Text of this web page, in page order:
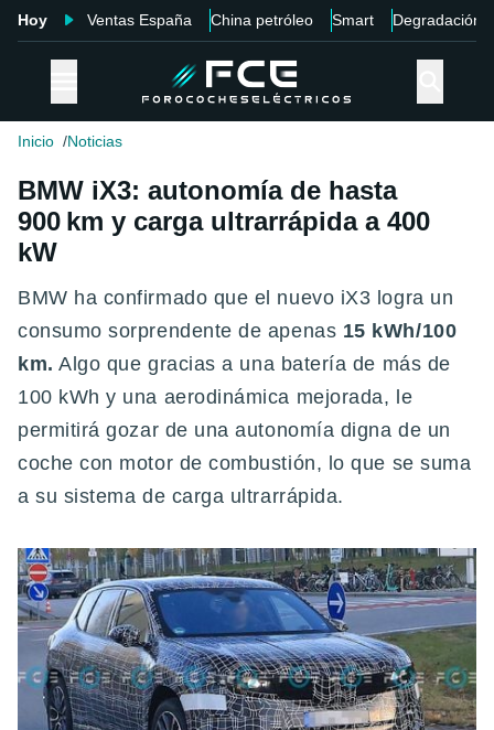
Hoy Ventas España China petróleo Smart Degradación
Inicio Noticias
BMW iX3: autonomía de hasta
900 km y carga ultrarrápida a 400
kW
BMW ha confirmado que el nuevo iX3 logra un
consumo sorprendente de apenas 15 kWh/100
km. Algo que gracias a una batería de más de
100 kWh y una aerodinámica mejorada, le
permitirá gozar de una autonomía digna de un
coche con motor de combustión, lo que se suma
a su sistema de carga ultrarrápida.